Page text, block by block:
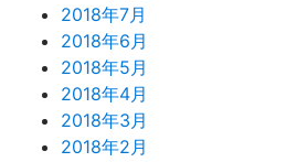
2018年7月
2018年6月
2018年5月
2018年4月
2018年3月
2018年2月